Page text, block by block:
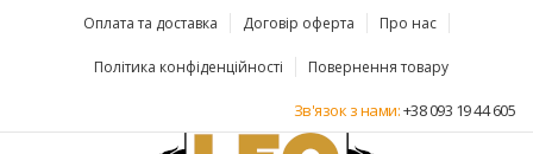
Оплата та доставка Договір оферта Про нас
Політика конфіденційності Повернення товару
Зв'язок з нами:+38 093 19 44 605